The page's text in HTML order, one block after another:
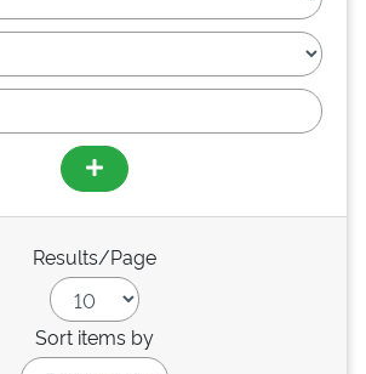
Results/Page
Sort items by